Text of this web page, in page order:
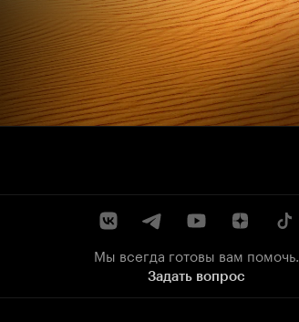
Мы всегда готовы вам помочь.
Задать вопрос